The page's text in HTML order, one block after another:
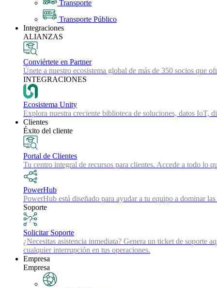
Transporte
Transporte Público
Integraciones
ALIANZAS
Conviértete en Partner
Únete a nuestro ecosistema global de más de 350 socios que
INTEGRACIONES
Ecosistema Unity
Explora nuestra creciente biblioteca de soluciones, datos IoT,
Clientes
Éxito del cliente
Portal de Clientes
Tu centro integral de recursos para clientes. Accede a todo lo
PowerHub
PowerHub está diseñado para ayudar a tu equipo a dominar
Soporte
Solicitar Soporte
¿Necesitas asistencia inmediata? Genera un ticket de soporte
cualquier interrupción en tus operaciones.
Empresa
Empresa